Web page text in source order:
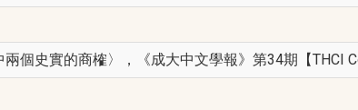
個史實的商榷〉，《成大中文學報》第34期【THCI